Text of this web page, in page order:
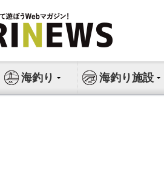
海釣り 海釣り施設